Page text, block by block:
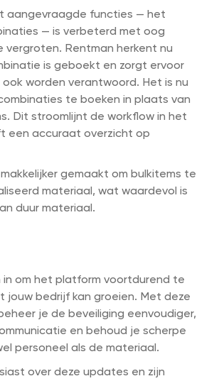
aangevraagde functies — het
— is verbeterd met oog
vergroten. Rentman herkent nu
is geboekt en zorgt ervoor
worden verantwoord. Het is nu
te boeken in plaats van
Dit stroomlijnt de workflow in het
een accuraat overzicht op
gemaakt om bulkitems te
materiaal, wat waardevol is
duur materiaal.
in om het platform voortdurend te
jouw bedrijf kan groeien. Met deze
je de beveiliging eenvoudiger,
en behoud je scherpe
personeel als de materiaal.
over deze updates en zijn